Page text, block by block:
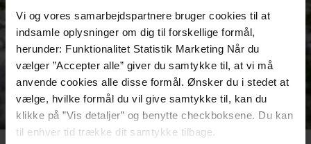
Vi og vores samarbejdspartnere bruger cookies til at
indsamle oplysninger om dig til forskellige formål,
herunder: Funktionalitet Statistik Marketing Når du
vælger ”Accepter alle” giver du samtykke til, at vi må
anvende cookies alle disse formål. Ønsker du i stedet at
vælge, hvilke formål du vil give samtykke til, kan du
klikke på ”Vis detaljer” og benytte checkboksene. Du kan
til enhver tid trække dit samtykke tilbage.